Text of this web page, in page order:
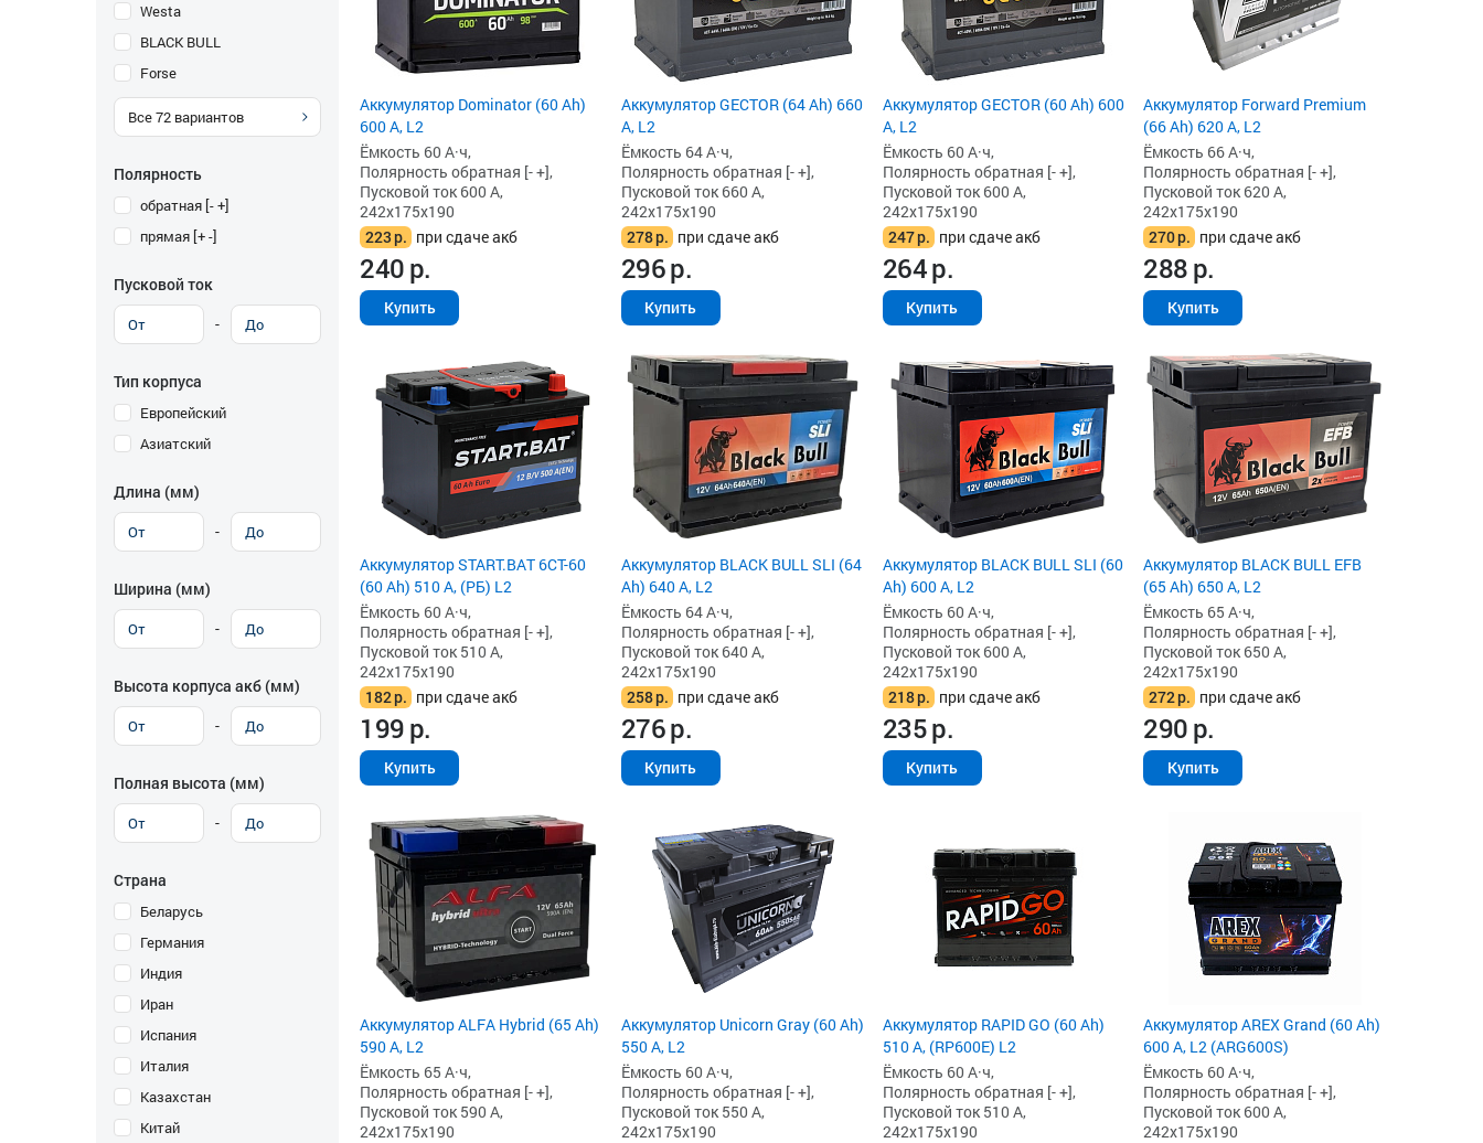
Westa
BLACK BULL
Forse
Все72 вариантов
Полярность
обратная [- +]
прямая [+ -]
Пусковой ток
-
Тип корпуса
Европейский
Азиатский
Длина (мм)
-
Ширина (мм)
-
Высота корпуса акб (мм)
-
Полная высота (мм)
-
Страна
Беларусь
Германия
Индия
Иран
Испания
Италия
Казахстан
Китай
Аккумулятор Dominator (60 Ah)
600 А, L2
Ёмкость 60 А·ч,
Полярность обратная [- +],
Пусковой ток 600 А,
242x175x190
223р. при сдаче акб
240р.
Купить
Аккумулятор GECTOR (64 Ah) 660
А, L2
Ёмкость 64 А·ч,
Полярность обратная [- +],
Пусковой ток 660 А,
242x175x190
278р. при сдаче акб
296р.
Купить
Аккумулятор GECTOR (60 Ah) 600
А, L2
Ёмкость 60 А·ч,
Полярность обратная [- +],
Пусковой ток 600 А,
242x175x190
247р. при сдаче акб
264р.
Купить
Аккумулятор Forward Premium
(66 Ah) 620 А, L2
Ёмкость 66 А·ч,
Полярность обратная [- +],
Пусковой ток 620 А,
242x175x190
270р. при сдаче акб
288р.
Купить
Аккумулятор START.BAT 6СТ-60
(60 Ah) 510 А, (РБ) L2
Ёмкость 60 А·ч,
Полярность обратная [- +],
Пусковой ток 510 А,
242x175x190
182р. при сдаче акб
199р.
Купить
Аккумулятор BLACK BULL SLI (64
Ah) 640 А, L2
Ёмкость 64 А·ч,
Полярность обратная [- +],
Пусковой ток 640 А,
242x175x190
258р. при сдаче акб
276р.
Купить
Аккумулятор BLACK BULL SLI (60
Ah) 600 А, L2
Ёмкость 60 А·ч,
Полярность обратная [- +],
Пусковой ток 600 А,
242x175x190
218р. при сдаче акб
235р.
Купить
Аккумулятор BLACK BULL EFB
(65 Ah) 650 А, L2
Ёмкость 65 А·ч,
Полярность обратная [- +],
Пусковой ток 650 А,
242x175x190
272р. при сдаче акб
290р.
Купить
Аккумулятор ALFA Hybrid (65 Ah)
590 А, L2
Ёмкость 65 А·ч,
Полярность обратная [- +],
Пусковой ток 590 А,
242x175x190
Аккумулятор Unicorn Gray (60 Ah)
550 А, L2
Ёмкость 60 А·ч,
Полярность обратная [- +],
Пусковой ток 550 А,
242x175x190
Аккумулятор RAPID GO (60 Ah)
510 А, (RP600E) L2
Ёмкость 60 А·ч,
Полярность обратная [- +],
Пусковой ток 510 А,
242x175x190
Аккумулятор AREX Grand (60 Ah)
600 А, L2 (ARG600S)
Ёмкость 60 А·ч,
Полярность обратная [- +],
Пусковой ток 600 А,
242x175x190